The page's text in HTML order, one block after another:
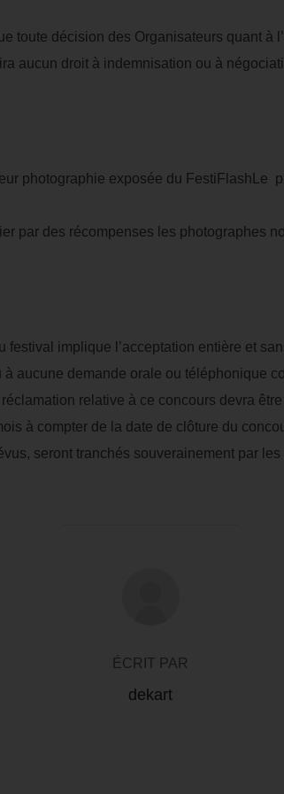
toute décision des Organisateurs quant à
aucun droit à indemnisation ou à
photographie exposée du
par des récompenses les photographes
festival implique l’acceptation entière et
aucune demande orale ou téléphonique
relative à ce concours devra
à compter de la date de clôture du
seront tranchés souverainement par
ÉCRIT PAR
dekart